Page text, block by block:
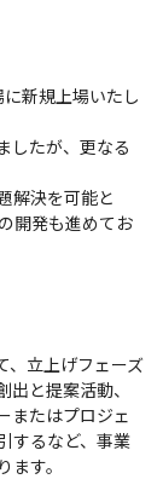
新規上場いたし
したが、更なる
解決を可能と
開発も進めてお
、立上げフェーズ
と提案活動、
またはプロジェ
するなど、事業
す。